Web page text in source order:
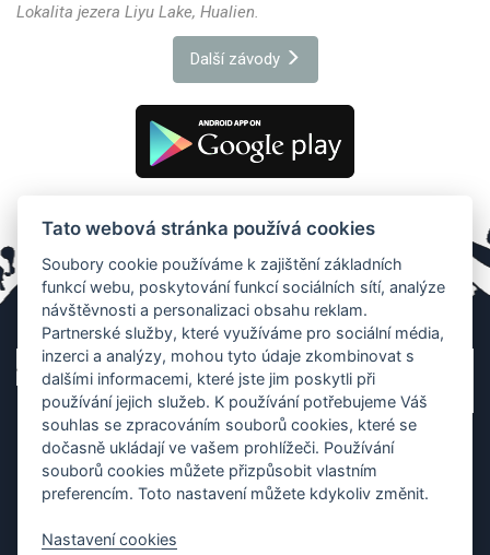
Lokalita jezera Liyu Lake, Hualien.
Další závody
Tato webová stránka používá cookies
Soubory cookie používáme k zajištění základních
funkcí webu, poskytování funkcí sociálních sítí, analýze
návštěvnosti a personalizaci obsahu reklam.
Partnerské služby, které využíváme pro sociální média,
inzerci a analýzy, mohou tyto údaje zkombinovat s
dalšími informacemi, které jste jim poskytli při
používání jejich služeb. K používání potřebujeme Váš
souhlas se zpracováním souborů cookies, které se
dočasně ukládají ve vašem prohlížeči. Používání
souborů cookies můžete přizpůsobit vlastním
preferencím. Toto nastavení můžete kdykoliv změnit.
Nastavení cookies